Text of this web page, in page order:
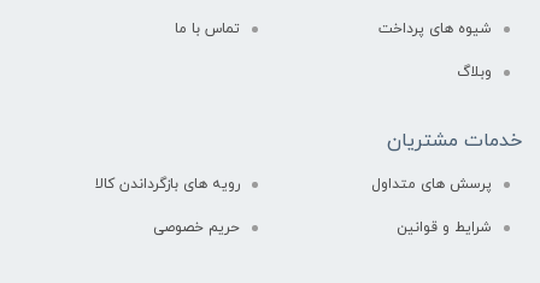
شیوه های پرداخت تماس با ما
وبلاگ
خدمات مشتریان
پرسش های متداول رویه های بازگرداندن کالا
شرایط و قوانین حریم خصوصی